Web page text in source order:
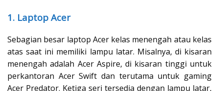
1. Laptop Acer
Sebagian besar laptop Acer kelas menengah atau kelas
atas saat ini memiliki lampu latar. Misalnya, di kisaran
menengah adalah Acer Aspire, di kisaran tinggi untuk
perkantoran Acer Swift dan terutama untuk gaming
Acer Predator. Ketiga seri tersedia dengan lampu latar,